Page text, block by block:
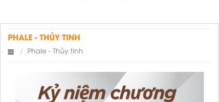
PHALE - THỦY TINH
Phale - Thủy tinh